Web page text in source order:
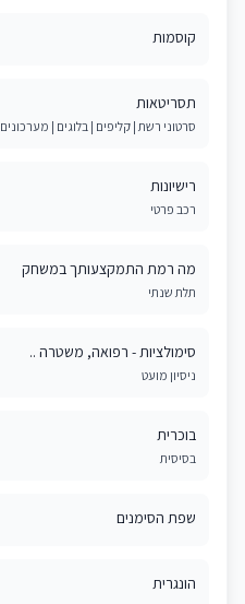
קוסמות
תסריטאות
סרטוני רשת | קליפים | בלוגים | מערכונים
רישיונות
רכב פרטי
מה רמת התמקצעותך במשחק
תלת שנתי
סימולציות - רפואה, משטרה ..
ניסיון מועט
בוכרית
בסיסית
שפת הסימנים
הונגרית